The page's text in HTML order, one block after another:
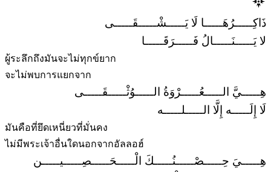
ذَاكِـــــرُهَـــــا لَا يَـــــشْـــــقَـــــى
لا يَـــــنَـــــالُ فَـــــرَقَـــــا
ผู้ระลึกถึงมันจะไม่ทุกข์ยาก
จะไม่พบการแยกจาก
هِـــــيَّ الـــــعُـــــرْوَةُ الـــــوُثْـــــقَـــــى
لَا إِلَـــــه إِلَّا الـــــلـــــه
มันคือที่ยึดเหนี่ยวที่มั่นคง
ไม่มีพระเจ้าอื่นใดนอกจากอัลลอฮ์
هِـــــيَ حِـــــصْـــــنُـــــكَ الْـــــحَـــــصِـــــيـــــن